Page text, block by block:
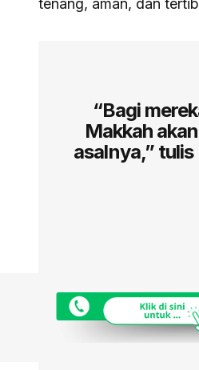
tenang, aman, dan
“Bagi
Makkah
asalnya,”